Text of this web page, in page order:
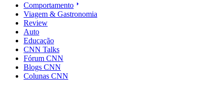
Comportamento
Viagem & Gastronomia
Review
Auto
Educação
CNN Talks
Fórum CNN
Blogs CNN
Colunas CNN